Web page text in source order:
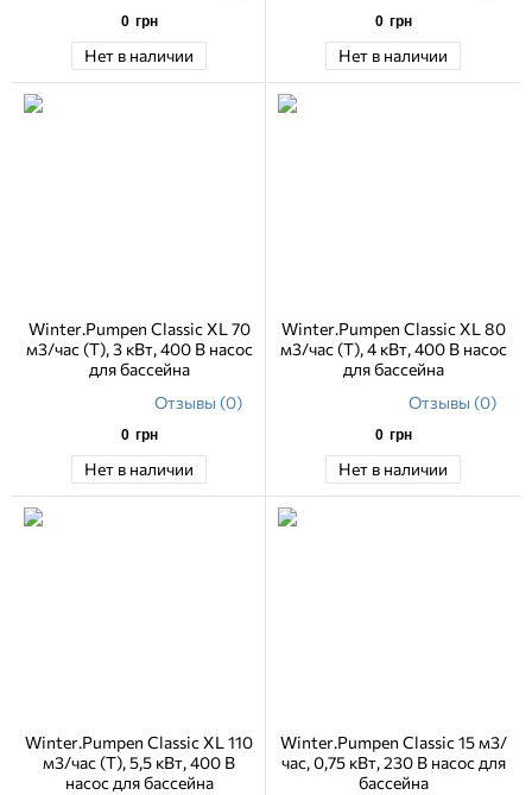
0 грн
Нет в наличии
0 грн
Нет в наличии
Winter.Pumpen Classic XL 70
м3/час (Т), 3 кВт, 400 В насос
для бассейна
Отзывы (0)
0 грн
Нет в наличии
Winter.Pumpen Classic XL 80
м3/час (Т), 4 кВт, 400 В насос
для бассейна
Отзывы (0)
0 грн
Нет в наличии
Winter.Pumpen Classic XL 110
м3/час (Т), 5,5 кВт, 400 В
насос для бассейна
Winter.Pumpen Classic 15 м3/
час, 0,75 кВт, 230 В насос для
бассейна